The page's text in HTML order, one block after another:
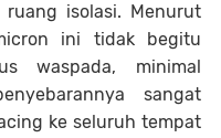
isolasi. Menurut
ini tidak begitu
waspada, minimal
sangat
ke seluruh tempat